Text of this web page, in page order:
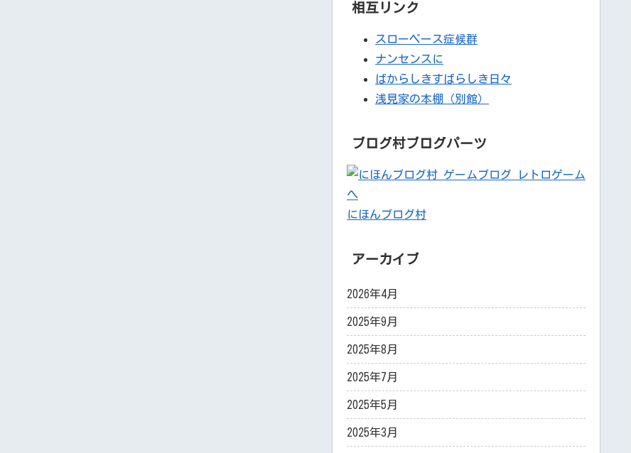
相互リンク
スローペース症候群
ナンセンスに
ばからしきすばらしき日々
浅見家の本棚（別館）
ブログ村ブログパーツ
にほんブログ村
アーカイブ
2026年4月
2025年9月
2025年8月
2025年7月
2025年5月
2025年3月